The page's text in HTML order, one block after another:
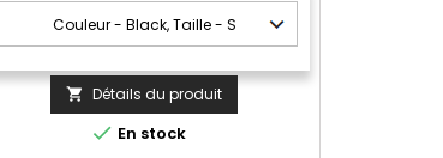
 Détails du produit
 En stock